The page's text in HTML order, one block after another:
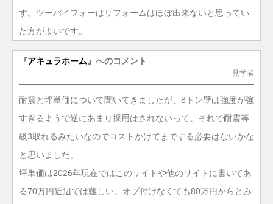
す。ツーバイフォーはリフォームはほぼ出来ないと思ってい
た方がよいです。
『アキュラホーム 』へのコメント
見学者
耐震と坪単価について聞いてきましたが、8トン壁は強度が強
すぎるようで逆にあまり採用はされないって。それで耐震等
級3取れるみたいなのでコストかけてまでする必要はないかな
と思いました。
坪単価は2026年現在ではこのサイトや他のサイトに書いてあ
る70万円近辺では難しい。オプ付けなくても80万円からとみ